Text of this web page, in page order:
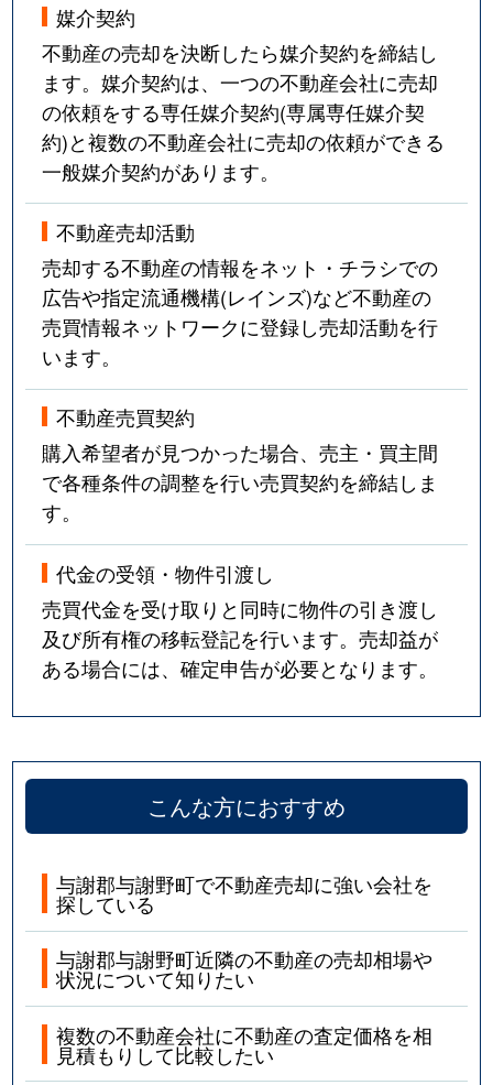
媒介契約
不動産の売却を決断したら媒介契約を締結し
ます。媒介契約は、一つの不動産会社に売却
の依頼をする専任媒介契約(専属専任媒介契
約)と複数の不動産会社に売却の依頼ができる
一般媒介契約があります。
不動産売却活動
売却する不動産の情報をネット・チラシでの
広告や指定流通機構(レインズ)など不動産の
売買情報ネットワークに登録し売却活動を行
います。
不動産売買契約
購入希望者が見つかった場合、売主・買主間
で各種条件の調整を行い売買契約を締結しま
す。
代金の受領・物件引渡し
売買代金を受け取りと同時に物件の引き渡し
及び所有権の移転登記を行います。売却益が
ある場合には、確定申告が必要となります。
こんな方におすすめ
与謝郡与謝野町で不動産売却に強い会社を
探している
与謝郡与謝野町近隣の不動産の売却相場や
状況について知りたい
複数の不動産会社に不動産の査定価格を相
見積もりして比較したい